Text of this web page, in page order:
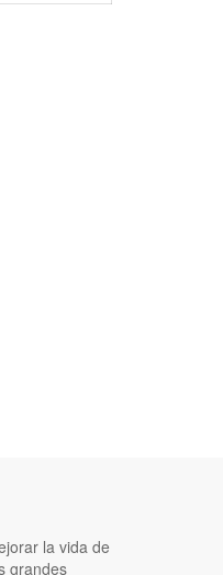
la vida de
grandes